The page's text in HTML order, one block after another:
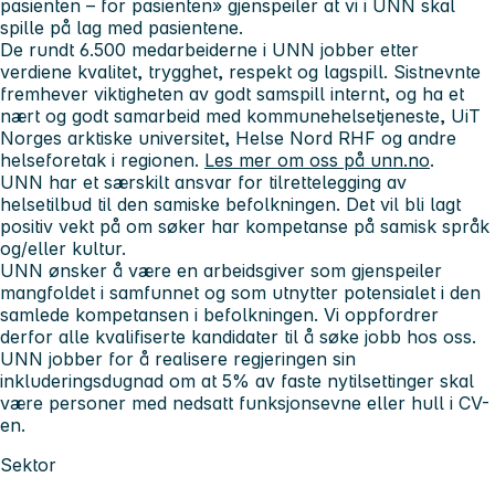
pasienten – for pasienten» gjenspeiler at vi i UNN skal
spille på lag med pasientene.
De rundt 6.500 medarbeiderne i UNN jobber etter
verdiene kvalitet, trygghet, respekt og lagspill. Sistnevnte
fremhever viktigheten av godt samspill internt, og ha et
nært og godt samarbeid med kommunehelsetjeneste, UiT
Norges arktiske universitet, Helse Nord RHF og andre
helseforetak i regionen. Les mer om oss på unn.no.
UNN har et særskilt ansvar for tilrettelegging av
helsetilbud til den samiske befolkningen. Det vil bli lagt
positiv vekt på om søker har kompetanse på samisk språk
og/eller kultur.
UNN ønsker å være en arbeidsgiver som gjenspeiler
mangfoldet i samfunnet og som utnytter potensialet i den
samlede kompetansen i befolkningen. Vi oppfordrer
derfor alle kvalifiserte kandidater til å søke jobb hos oss.
UNN jobber for å realisere regjeringen sin
inkluderingsdugnad om at 5% av faste nytilsettinger skal
være personer med nedsatt funksjonsevne eller hull i CV-
en.
Sektor